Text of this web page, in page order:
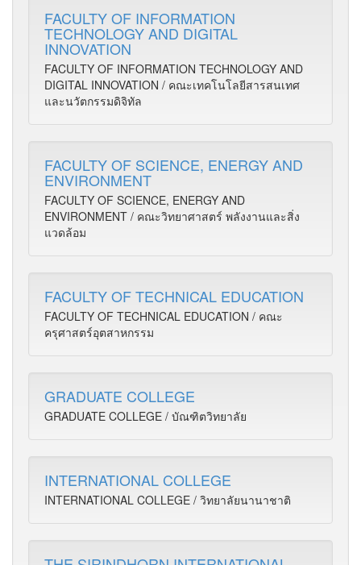
FACULTY OF INFORMATION
TECHNOLOGY AND DIGITAL
INNOVATION
FACULTY OF INFORMATION TECHNOLOGY AND
DIGITAL INNOVATION / คณะเทคโนโลยีสารสนเทศ
และนวัตกรรมดิจิทัล
FACULTY OF SCIENCE, ENERGY AND
ENVIRONMENT
FACULTY OF SCIENCE, ENERGY AND
ENVIRONMENT / คณะวิทยาศาสตร์ พลังงานและสิ่ง
แวดล้อม
FACULTY OF TECHNICAL EDUCATION
FACULTY OF TECHNICAL EDUCATION / คณะ
ครุศาสตร์อุตสาหกรรม
GRADUATE COLLEGE
GRADUATE COLLEGE / บัณฑิตวิทยาลัย
INTERNATIONAL COLLEGE
INTERNATIONAL COLLEGE / วิทยาลัยนานาชาติ